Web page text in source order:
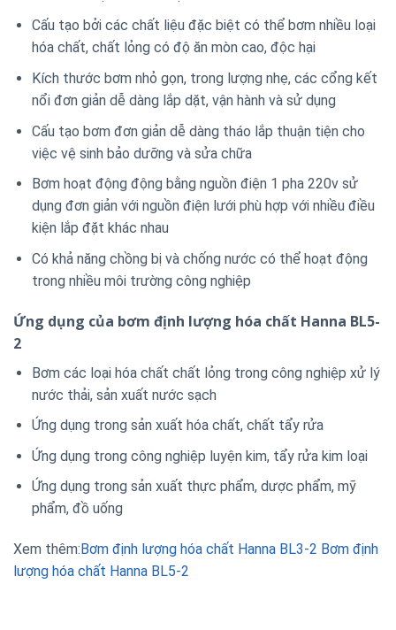
Cấu tạo bởi các chất liệu đặc biệt có thể bơm nhiều loại
hóa chất, chất lỏng có độ ăn mòn cao, độc hại
Kích thước bơm nhỏ gọn, trong lượng nhẹ, các cổng kết
nổi đơn giản dễ dàng lắp dặt, vận hành và sử dụng
Cấu tạo bơm đơn giản dễ dàng tháo lắp thuận tiện cho
việc vệ sinh bảo dưỡng và sửa chữa
Bơm hoạt động động bằng nguồn điện 1 pha 220v sử
dụng đơn giản với nguồn điện lưới phù hợp với nhiều điều
kiện lắp đặt khác nhau
Có khả năng chồng bị và chống nước có thể hoạt động
trong nhiều môi trường công nghiệp
Ứng dụng của bơm định lượng hóa chất Hanna BL5-
2
Bơm các loại hóa chất chất lỏng trong công nghiệp xử lý
nước thải, sản xuất nước sạch
Ứng dụng trong sản xuất hóa chất, chất tẩy rửa
Ứng dụng trong công nghiệp luyện kim, tẩy rửa kim loại
Ứng dụng trong sản xuất thực phẩm, dược phẩm, mỹ
phẩm, đồ uống
Xem thêm:Bơm định lượng hóa chất Hanna BL3-2 Bơm định
lượng hóa chất Hanna BL5-2